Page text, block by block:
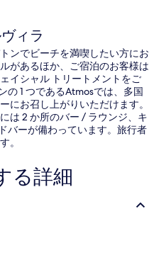
ィラ
ンでビーチを満喫したい方にお
があるほか、ご宿泊のお客様は
イシャル トリートメントをご
の 1 つであるAtmosでは、多国
にお召し上がりいただけます。
は 2 か所のバー / ラウンジ、キ
バーが備わっています。旅行者
。
る詳細